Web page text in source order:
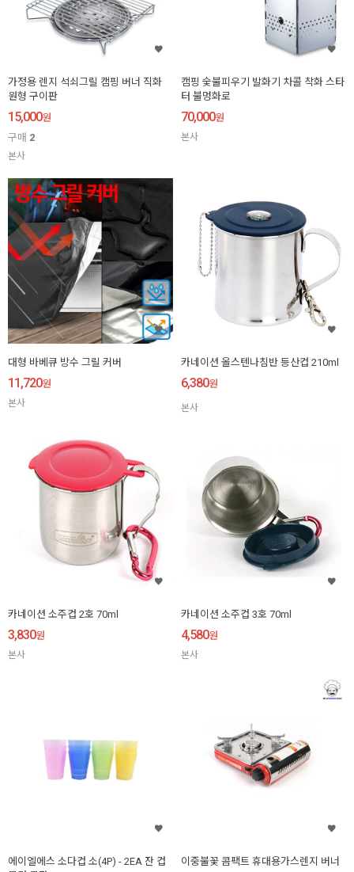
가정용 렌지 석쇠그릴 캠핑 버너 직화
원형 구이판
15,000원
구매 2
본사
캠핑 숯불피우기 발화기 차콜 착화 스타
터 불멍화로
70,000원
본사
대형 바베큐 방수 그릴 커버
11,720원
본사
카네이션 올스텐나침반 등산컵 210ml
6,380원
본사
카네이션 소주컵 2호 70ml
3,830원
본사
카네이션 소주컵 3호 70ml
4,580원
본사
에이엘에스 소다컵 소(4P) - 2EA 잔 컵
이중불꽃 콤팩트 휴대용가스렌지 버너